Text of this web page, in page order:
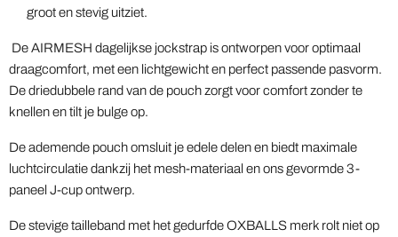
groot en stevig uitziet.
De AIRMESH dagelijkse jockstrap is ontworpen voor optimaal
draagcomfort, met een lichtgewicht en perfect passende pasvorm.
De driedubbele rand van de pouch zorgt voor comfort zonder te
knellen en tilt je bulge op.
De ademende pouch omsluit je edele delen en biedt maximale
luchtcirculatie dankzij het mesh-materiaal en ons gevormde 3-
paneel J-cup ontwerp.
De stevige tailleband met het gedurfde OXBALLS merk rolt niet op